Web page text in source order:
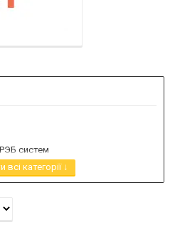
систем
всі категорії ↓